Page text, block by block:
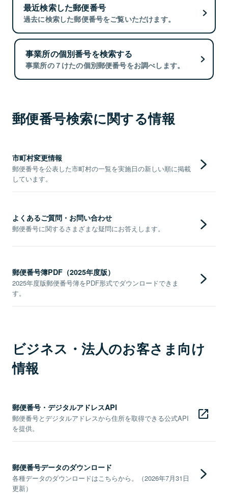
最近検索した郵便番号
過去に検索した郵便番号をご覧いただけます。
事業所の個別番号を検索する
事業所の７けたの個別郵便番号をお調べします。
郵便番号検索に関する情報
市町村変更情報
郵便番号を公表した市町村の一覧を実施日の新しい順に掲載
しています。
よくあるご質問・お問い合わせ
郵便番号に関するさまざまな疑問にお答えします。
郵便番号簿PDF（2025年度版）
2025年度版郵便番号簿をPDF形式でダウンロードできま
す。
ビジネス・法人のお客さま向け
情報
郵便番号・デジタルアドレスAPI
郵便番号とデジタルアドレスから住所を取得できる公式API
を提供。
郵便番号データのダウンロード
各種データのダウンロードはこちらから。（2026年7月31日
更新）